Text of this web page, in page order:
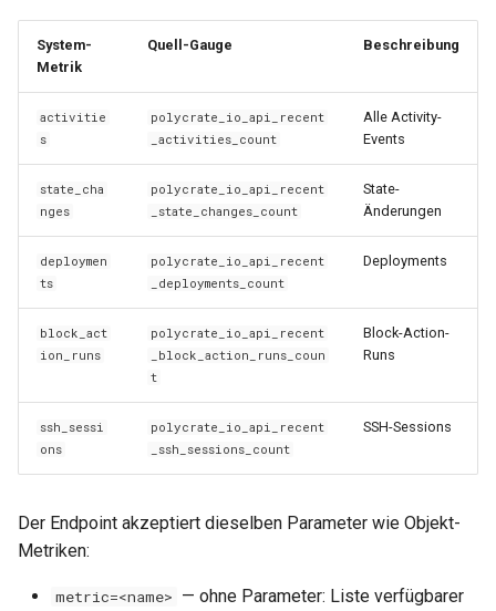
System-
Metrik
Quell-Gauge Beschreibung
activitie
s
polycrate_io_api_recent
_activities_count
Alle Activity-
Events
state_cha
nges
polycrate_io_api_recent
_state_changes_count
State-
Änderungen
deploymen
ts
polycrate_io_api_recent
_deployments_count
Deployments
block_act
ion_runs
polycrate_io_api_recent
_block_action_runs_coun
t
Block-Action-
Runs
ssh_sessi
ons
polycrate_io_api_recent
_ssh_sessions_count
SSH-Sessions
Der Endpoint akzeptiert dieselben Parameter wie Objekt-
Metriken:
metric=<name> — ohne Parameter: Liste verfügbarer